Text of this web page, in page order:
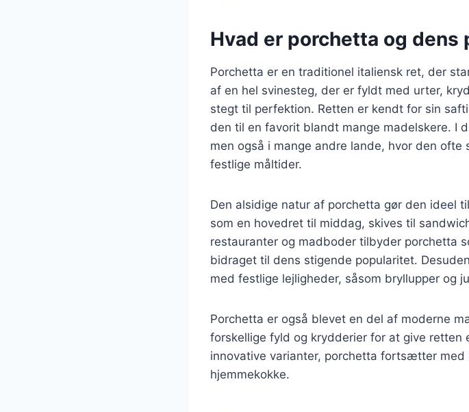
Hvad er porchetta og
Porchetta er en traditionel italiensk ret, der
af en hel svinesteg, der er fyldt med urter,
stegt til perfektion. Retten er kendt for sin
den til en favorit blandt mange madelskere. I
men også i mange andre lande, hvor den
festlige måltider.
Den alsidige natur af porchetta gør den ideel
som en hovedret til middag, skives til
restauranter og madboder tilbyder porchetta
bidraget til dens stigende popularitet.
med festlige lejligheder, såsom bryllupper og
Porchetta er også blevet en del af moderne
forskellige fyld og krydderier for at give
innovative varianter, porchetta fortsætter
hjemmekokke.